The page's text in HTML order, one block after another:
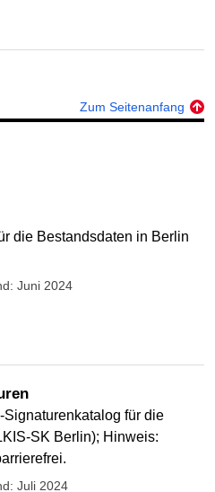
Zum Seitenanfang
die Bestandsdaten in Berlin
Juni 2024
für die
SK Berlin); Hinweis:
Juli 2024